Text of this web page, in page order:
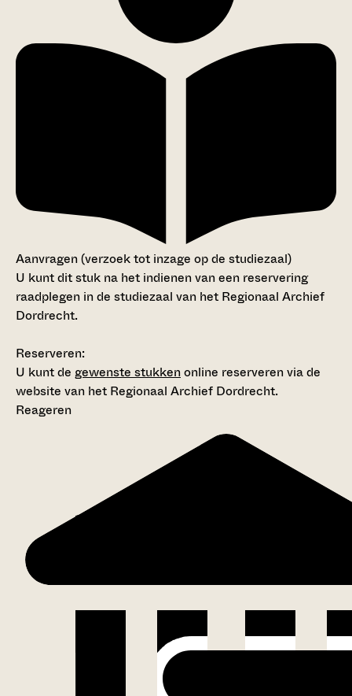
Aanvragen (verzoek tot inzage op de studiezaal)
U kunt dit stuk na het indienen van een reservering
raadplegen in de studiezaal van het Regionaal Archief
Dordrecht.
Reserveren:
U kunt de gewenste stukkenonline reserveren via de
website van het Regionaal Archief Dordrecht.
Reageren